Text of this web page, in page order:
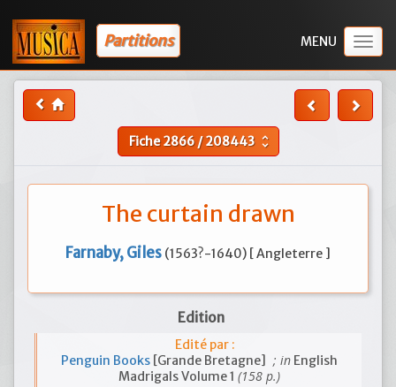
Partitions
Fiche2866/208443 unfold_more
The curtain drawn
Farnaby, Giles (1563?-1640) [ Angleterre ]
Edition
Edité par :
Penguin Books [Grande Bretagne] ; in English
Madrigals Volume 1 (158 p.)